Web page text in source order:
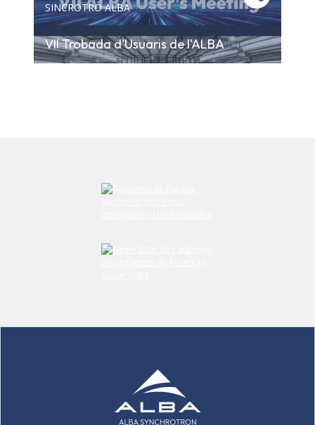
SINCROTRÓ ALBA
VII Trobada d'Usuaris de l'ALBA